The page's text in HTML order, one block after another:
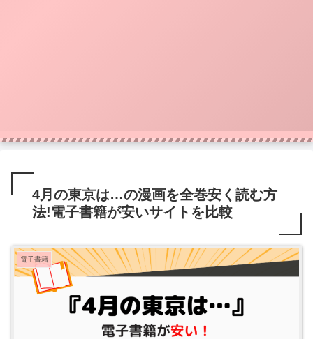
4月の東京は…の漫画を全巻安く読む方
法!電子書籍が安いサイトを比較
電子書籍